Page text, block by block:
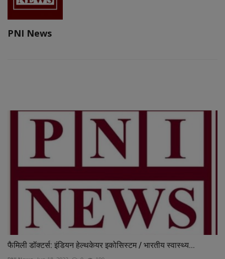
PNI News
फैमिली डॉक्टर्स: इंडियन हेल्थकेयर इकोसिस्टम / भारतीय स्वास्थ्य...